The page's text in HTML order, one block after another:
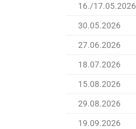
16./17.05.2026
30.05.2026
27.06.2026
18.07.2026
15.08.2026
29.08.2026
19.09.2026